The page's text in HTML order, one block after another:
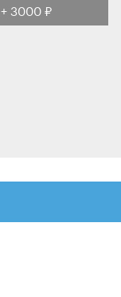
+ 3000 ₽